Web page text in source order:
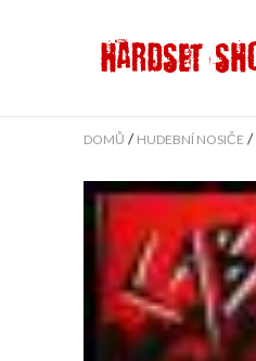
DOMŮ / HUDEBNÍ NOSIČE /